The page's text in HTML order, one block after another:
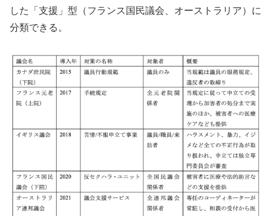
した「支援」型（フランス国民議会、オーストラリア）に
分類できる。